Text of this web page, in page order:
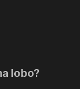
lobo?